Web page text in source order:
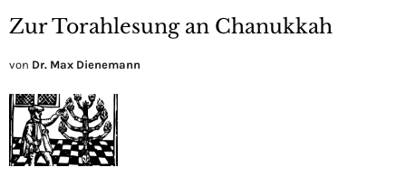
Zur Torahlesung an Chanukkah
von Dr. Max Dienemann